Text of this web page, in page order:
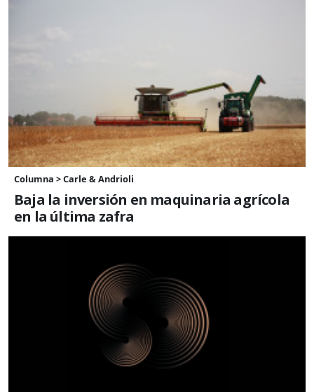
Columna > Carle & Andrioli
Baja la inversión en maquinaria agrícola
en la última zafra